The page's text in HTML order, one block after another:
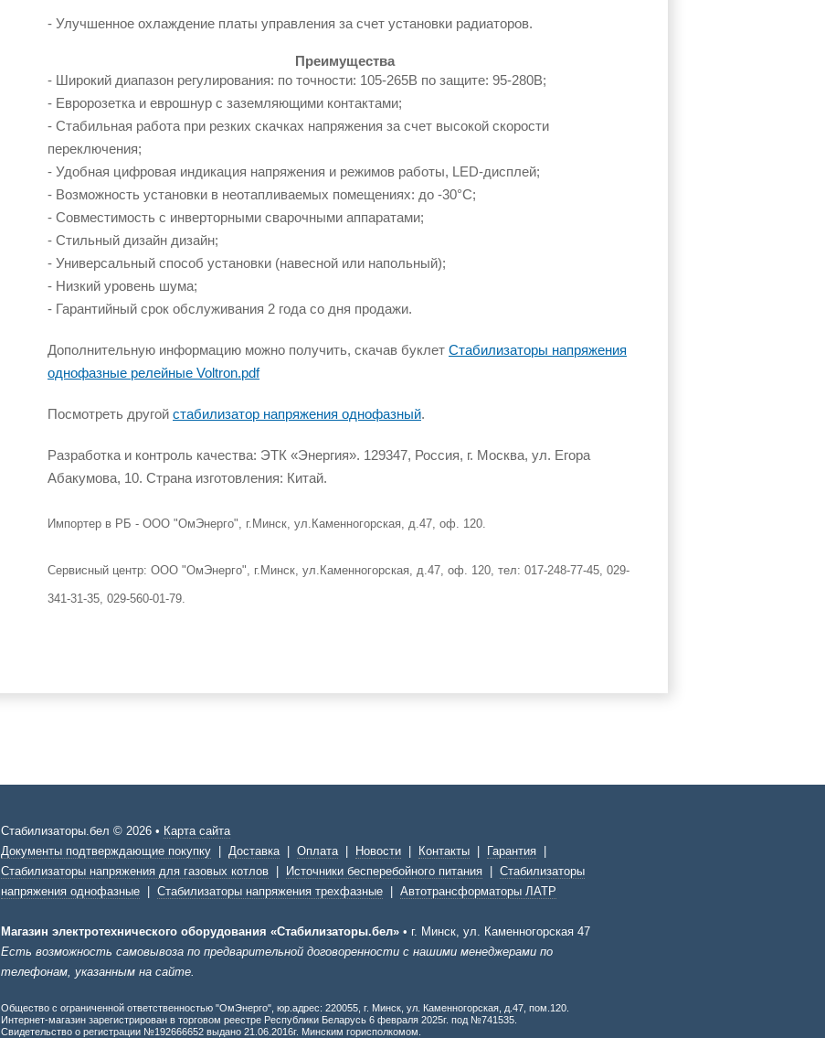
- Улучшенное охлаждение платы управления за счет установки радиаторов.
Преимущества
- Широкий диапазон регулирования: по точности: 105-265В по защите: 95-280В;
- Евророзетка и еврошнур с заземляющими контактами;
- Стабильная работа при резких скачках напряжения за счет высокой скорости
переключения;
- Удобная цифровая индикация напряжения и режимов работы, LED-дисплей;
- Возможность установки в неотапливаемых помещениях: до -30°C;
- Совместимость с инверторными сварочными аппаратами;
- Стильный дизайн дизайн;
- Универсальный способ установки (навесной или напольный);
- Низкий уровень шума;
- Гарантийный срок обслуживания 2 года со дня продажи.
Дополнительную информацию можно получить, скачав буклет Стабилизаторы напряжения
однофазные релейные Voltron.pdf
Посмотреть другой стабилизатор напряжения однофазный.
Разработка и контроль качества: ЭТК «Энергия». 129347, Россия, г. Москва, ул. Егора
Абакумова, 10. Страна изготовления: Китай.
Импортер в РБ - ООО "ОмЭнерго", г.Минск, ул.Каменногорская, д.47, оф. 120.
Сервисный центр: ООО "ОмЭнерго", г.Минск, ул.Каменногорская, д.47, оф. 120, тел: 017-248-77-45, 029-
341-31-35, 029-560-01-79.
Стабилизаторы.бел © 2026 • Карта сайта
Документы подтверждающие покупку
Доставка| Оплата| Новости Контакты Гарантия
Стабилизаторы напряжения для газовых котлов
Источники бесперебойного питания
Стабилизаторы
напряжения однофазные
Стабилизаторы напряжения трехфазные Автотрансформаторы ЛАТР
Магазин электротехнического оборудования «Стабилизаторы.бел» • г. Минск, ул. Каменногорская 47
Есть возможность самовывоза по предварительной договоренности с нашими менеджерами по
телефонам, указанным на сайте.
Общество с ограниченной ответственностью "ОмЭнерго", юр.адрес: 220055, г. Минск, ул. Каменногорская, д.47, пом.120.
Интернет-магазин зарегистрирован в торговом реестре Республики Беларусь 6 февраля 2025г. под №741535.
Свидетельство о регистрации №192666652 выдано 21.06.2016г. Минским горисполкомом.